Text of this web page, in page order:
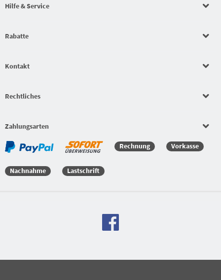
Hilfe & Service
Rabatte
Kontakt
Rechtliches
Zahlungsarten
Rechnung Vorkasse
Nachnahme Lastschrift